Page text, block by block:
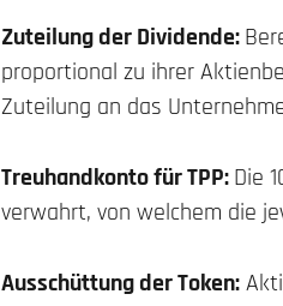
Zuteilung der Dividende:
proportional zu ihrer
Zuteilung an das
Treuhandkonto für TPP:Die
verwahrt, von welchem die
Ausschüttung der Token: